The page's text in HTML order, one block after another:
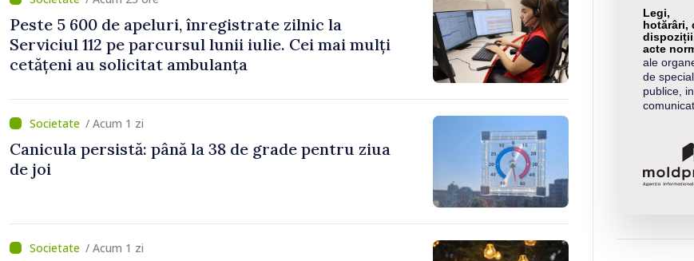
Peste 5 600 de apeluri, înregistrate zilnic la
Serviciul 112 pe parcursul lunii iulie. Cei mai mulți
cetățeni au solicitat ambulanța
/ Acum 1 zi
Canicula persistă: până la 38 de grade pentru ziua
de joi
/ Acum 1 zi
Legi,
hotărâri,
acte
ale
de
publice,